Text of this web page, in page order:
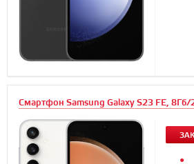
Смартфон Samsung Galaxy S23 FE,